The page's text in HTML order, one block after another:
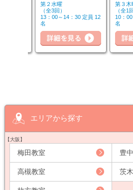
第２水曜
（全3回）
13：00～14：30 定員 12
名
第３木
（全1
10：
名
詳細を見る
エリアから探す
【大阪】
梅田教室 豊
高槻教室 茨